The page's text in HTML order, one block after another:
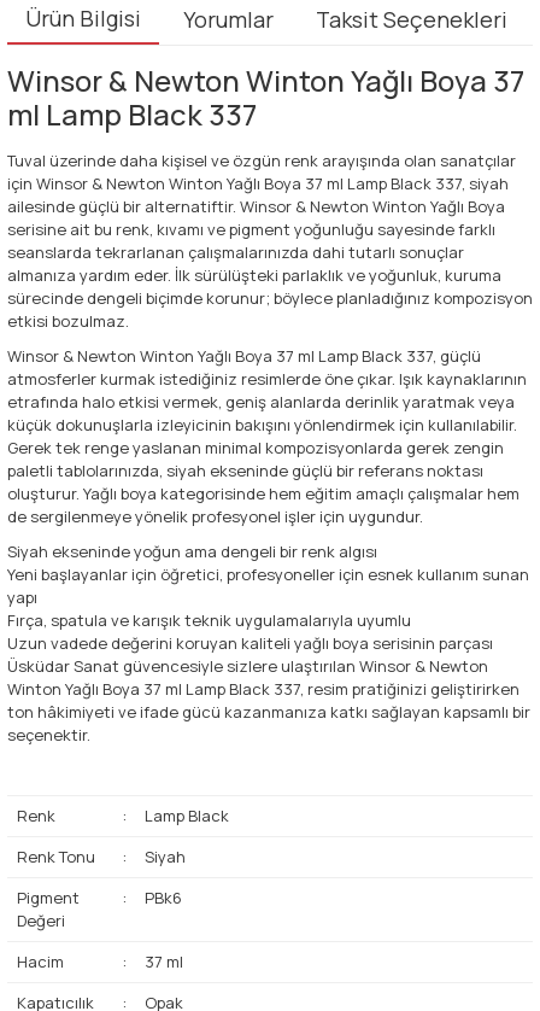
Ürün Bilgisi Yorumlar Taksit Seçenekleri
Winsor & Newton Winton Yağlı Boya 37
ml Lamp Black 337
Tuval üzerinde daha kişisel ve özgün renk arayışında olan sanatçılar
için Winsor & Newton Winton Yağlı Boya 37 ml Lamp Black 337, siyah
ailesinde güçlü bir alternatiftir. Winsor & Newton Winton Yağlı Boya
serisine ait bu renk, kıvamı ve pigment yoğunluğu sayesinde farklı
seanslarda tekrarlanan çalışmalarınızda dahi tutarlı sonuçlar
almanıza yardım eder. İlk sürülüşteki parlaklık ve yoğunluk, kuruma
sürecinde dengeli biçimde korunur; böylece planladığınız kompozisyon
etkisi bozulmaz.
Winsor & Newton Winton Yağlı Boya 37 ml Lamp Black 337, güçlü
atmosferler kurmak istediğiniz resimlerde öne çıkar. Işık kaynaklarının
etrafında halo etkisi vermek, geniş alanlarda derinlik yaratmak veya
küçük dokunuşlarla izleyicinin bakışını yönlendirmek için kullanılabilir.
Gerek tek renge yaslanan minimal kompozisyonlarda gerek zengin
paletli tablolarınızda, siyah ekseninde güçlü bir referans noktası
oluşturur. Yağlı boya kategorisinde hem eğitim amaçlı çalışmalar hem
de sergilenmeye yönelik profesyonel işler için uygundur.
Siyah ekseninde yoğun ama dengeli bir renk algısı
Yeni başlayanlar için öğretici, profesyoneller için esnek kullanım sunan
yapı
Fırça, spatula ve karışık teknik uygulamalarıyla uyumlu
Uzun vadede değerini koruyan kaliteli yağlı boya serisinin parçası
Üsküdar Sanat güvencesiyle sizlere ulaştırılan Winsor & Newton
Winton Yağlı Boya 37 ml Lamp Black 337, resim pratiğinizi geliştirirken
ton hâkimiyeti ve ifade gücü kazanmanıza katkı sağlayan kapsamlı bir
seçenektir.
Renk :
Lamp Black
Renk Tonu
:
Siyah
Pigment
Değeri
: PBk6
Hacim :
37 ml
Kapatıcılık
:
Opak